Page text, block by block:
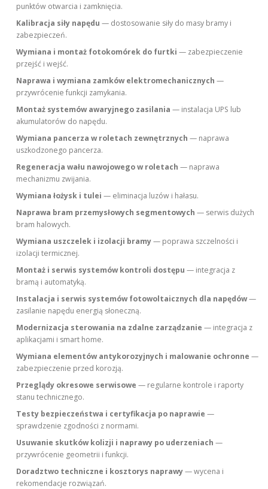
punktów otwarcia i zamknięcia.
Kalibracja siły napędu — dostosowanie siły do masy bramy i
zabezpieczeń.
Wymiana i montaż fotokomórek do furtki — zabezpieczenie
przejść i wejść.
Naprawa i wymiana zamków elektromechanicznych —
przywrócenie funkcji zamykania.
Montaż systemów awaryjnego zasilania — instalacja UPS lub
akumulatorów do napędu.
Wymiana pancerza w roletach zewnętrznych — naprawa
uszkodzonego pancerza.
Regeneracja wału nawojowego w roletach — naprawa
mechanizmu zwijania.
Wymiana łożysk i tulei — eliminacja luzów i hałasu.
Naprawa bram przemysłowych segmentowych — serwis dużych
bram halowych.
Wymiana uszczelek i izolacji bramy— poprawa szczelności i
izolacji termicznej.
Montaż i serwis systemów kontroli dostępu — integracja z
bramą i automatyką.
Instalacja i serwis systemów fotowoltaicznych dla napędów—
zasilanie napędu energią słoneczną.
Modernizacja sterowania na zdalne zarządzanie — integracja z
aplikacjami i smart home.
Wymiana elementów antykorozyjnych i malowanie ochronne —
zabezpieczenie przed korozją.
Przeglądy okresowe serwisowe — regularne kontrole i raporty
stanu technicznego.
Testy bezpieczeństwa i certyfikacja po naprawie —
sprawdzenie zgodności z normami.
Usuwanie skutków kolizji i naprawy po uderzeniach —
przywrócenie geometrii i funkcji.
Doradztwo techniczne i kosztorys naprawy— wycena i
rekomendacje rozwiązań.